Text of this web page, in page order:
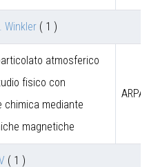
Winkler ( 1 )
atmosferico
fisico con
chimica mediante
magnetiche
ARPA
( 1 )